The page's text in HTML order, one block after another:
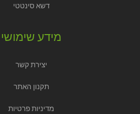
דשא סינטטי
מידע שימושי
יצירת קשר
תקנון האתר
מדיניות פרטיות